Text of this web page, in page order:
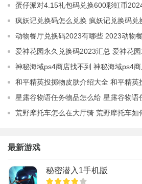
换码礼包2023汇总
蛋仔派对4.15礼包码兑换600彩虹币
礼包码兑换600彩虹币四月合集
疯妖记兑换码怎么兑换 疯妖记兑换码兑
动物餐厅兑换码2023有哪些 2023动物
爱神花园永久兑换码2023汇总 爱神花
全
神秘海域ps4商店找不到 神秘海域ps4
和平精英投掷物皮肤介绍大全 和平精英
些
星露谷物语任务物品怎么给 星露谷物语
全
荒野摩托车怎么在大厅骑 荒野摩托车如
最新游戏
秘密潜入1手机版